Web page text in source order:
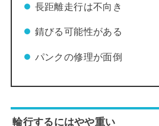
長距離走行は不向き
錆びる可能性がある
パンクの修理が面倒
輪行するにはやや重い